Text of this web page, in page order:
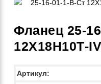
Фланец 25-
12Х18Н10Т-
Артикул: